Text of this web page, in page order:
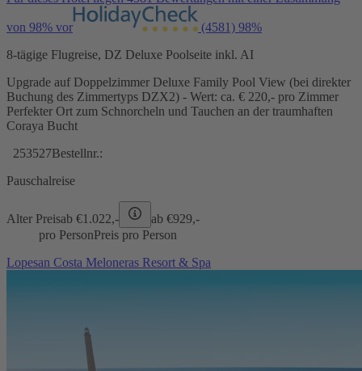
von 98% vor (4581) 98%
8-tägige Flugreise, DZ Deluxe Poolseite inkl. AI
Upgrade auf Doppelzimmer Deluxe Family Pool View (bei direkter
Buchung des Zimmertyps DZX2) - Wert: ca. € 220,- pro Zimmer
Perfekter Ort zum Schnorcheln und Tauchen an der traumhaften
Coraya Bucht
253527Bestellnr.:
Pauschalreise
Alter Preisab €1.022,- ab €929,-
pro PersonPreis pro Person
Lopesan Costa Meloneras Resort & Spa